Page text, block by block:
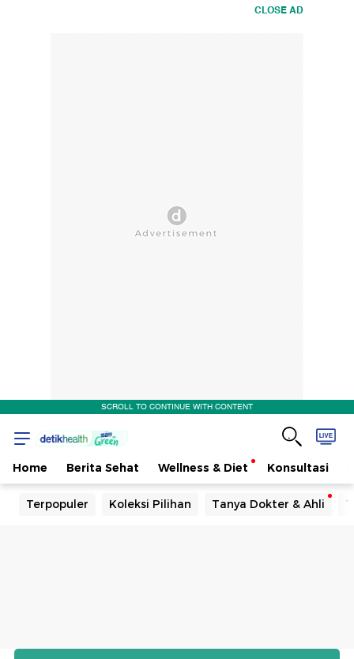
CLOSE AD
SCROLL TO CONTINUE WITH CONTENT
Home Berita Sehat Wellness & Diet Konsultasi
Terpopuler Koleksi Pilihan Tanya Dokter & Ahli